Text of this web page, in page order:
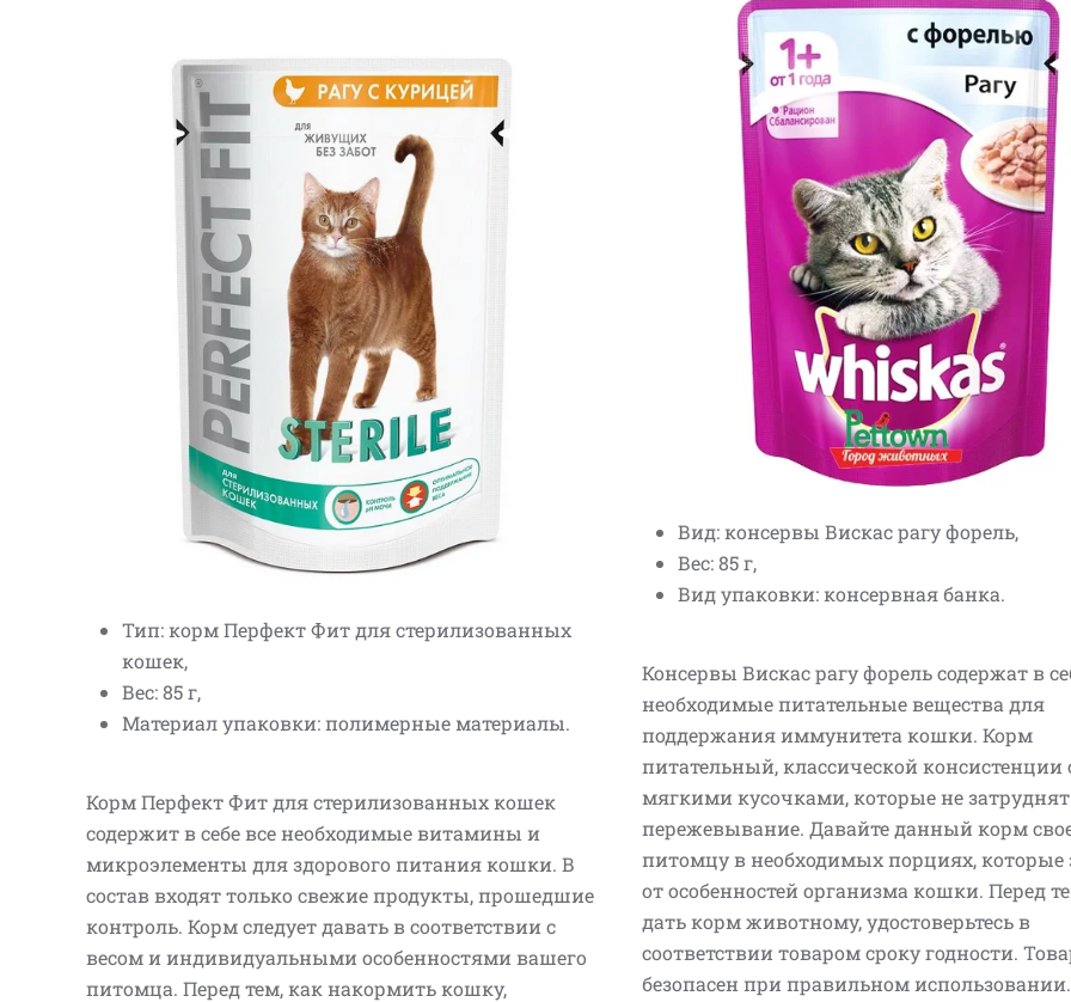
Тип: корм Перфект Фит для стерилизованных
кошек,
Вес: 85 г,
Материал упаковки: полимерные материалы.
Корм Перфект Фит для стерилизованных кошек
содержит в себе все необходимые витамины и
микроэлементы для здорового питания кошки. В
состав входят только свежие продукты, прошедшие
контроль. Корм следует давать в соответствии с
весом и индивидуальными особенностями вашего
питомца. Перед тем, как накормить кошку,
Вид: консервы Вискас рагу форель,
Вес: 85 г,
Вид упаковки: консервная банка.
Консервы Вискас рагу форель содержат в
необходимые питательные вещества для
поддержания иммунитета кошки. Корм
питательный, классической консистенции
мягкими кусочками, которые не затруднят
пережевывание. Давайте данный корм
питомцу в необходимых порциях, которые
от особенностей организма кошки. Перед
дать корм животному, удостоверьтесь в
соответствии товаром сроку годности.
безопасен при правильном использовании.